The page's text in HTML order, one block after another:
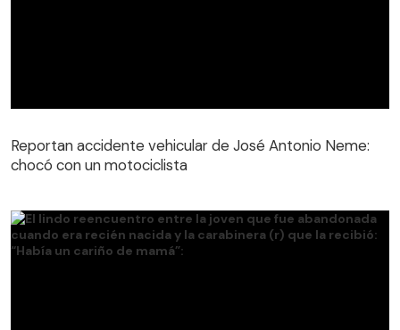
Reportan accidente vehicular de José Antonio Neme:
chocó con un motociclista